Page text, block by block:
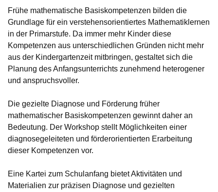
Frühe mathematische Basiskompetenzen bilden die
Grundlage für ein verstehensorientiertes Mathematiklernen
in der Primarstufe. Da immer mehr Kinder diese
Kompetenzen aus unterschiedlichen Gründen nicht mehr
aus der Kindergartenzeit mitbringen, gestaltet sich die
Planung des Anfangsunterrichts zunehmend heterogener
und anspruchsvoller.
Die gezielte Diagnose und Förderung früher
mathematischer Basiskompetenzen gewinnt daher an
Bedeutung. Der Workshop stellt Möglichkeiten einer
diagnosegeleiteten und förderorientierten Erarbeitung
dieser Kompetenzen vor.
Eine Kartei zum Schulanfang bietet Aktivitäten und
Materialien zur präzisen Diagnose und gezielten